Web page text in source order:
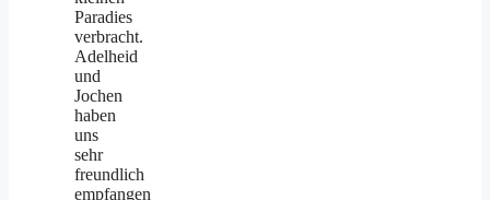
Paradies
verbracht.
Adelheid
und
Jochen
haben
uns
sehr
freundlich
empfangen